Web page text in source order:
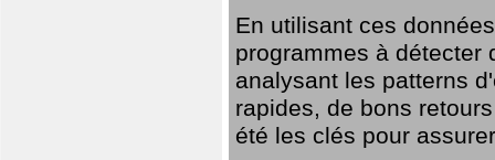
En utilisant ces
programmes à détecter
analysant les patterns
rapides, de bons
été les clés pour